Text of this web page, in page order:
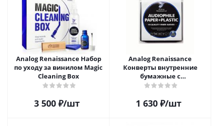
Analog Renaissance Набор
по уходу за винилом Magic
Cleaning Box
3 500₽/шт
Analog Renaissance
Конверты внутренние
бумажные с
антистатическим пакетом
Audiophile Paper+Plastic (25
1 630₽/шт